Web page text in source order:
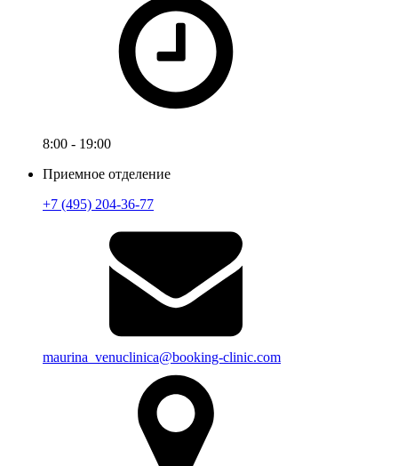
8:00 - 19:00
Приемное отделение
+7 (495) 204-36-77
maurina_venuclinica@booking-clinic.com